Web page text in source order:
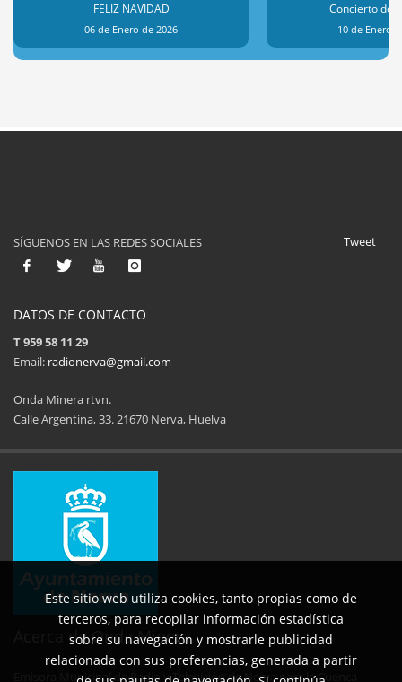
FELIZ NAVIDAD
06 de Enero de 2026
Concierto de
10 de Enero
11ª Feria del Jamón 34 Memorial
Tweet
SÍGUENOS EN LAS REDES SOCIALES
DATOS DE CONTACTO
T 959 58 11 29
Email: radionerva@gmail.com
Onda Minera rtvn.
Calle Argentina, 33. 21670 Nerva, Huelva
Acerca de Onda Minera
Emisora Municipal de Radio y Televisión de Nerva para la Cuenca
Este sitio web utiliza cookies, tanto propias como de
terceros, para recopilar información estadística
sobre su navegación y mostrarle publicidad
relacionada con sus preferencias, generada a partir